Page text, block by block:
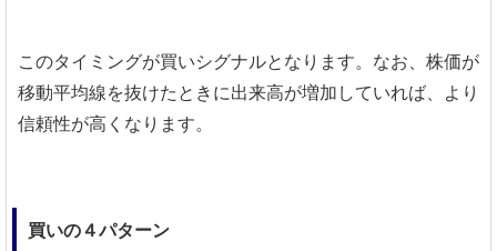
このタイミングが買いシグナルとなります。なお、株価が
移動平均線を抜けたときに出来高が増加していれば、より
信頼性が高くなります。
買いの４パターン